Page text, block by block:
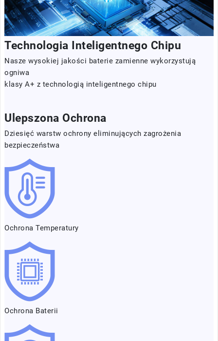
Technologia Inteligentnego Chipu
Nasze wysokiej jakości baterie zamienne wykorzystują
ogniwa
klasy A+ z technologią inteligentnego chipu
Ulepszona Ochrona
Dziesięć warstw ochrony eliminujących zagrożenia
bezpieczeństwa
Ochrona Temperatury
Ochrona Baterii